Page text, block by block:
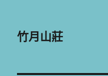
竹月山莊